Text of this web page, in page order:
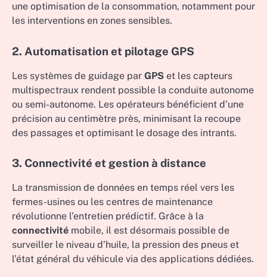
une optimisation de la consommation, notamment pour
les interventions en zones sensibles.
2. Automatisation et pilotage GPS
Les systèmes de guidage par GPS et les capteurs
multispectraux rendent possible la conduite autonome
ou semi-autonome. Les opérateurs bénéficient d’une
précision au centimètre près, minimisant la recoupe
des passages et optimisant le dosage des intrants.
3. Connectivité et gestion à distance
La transmission de données en temps réel vers les
fermes-usines ou les centres de maintenance
révolutionne l’entretien prédictif. Grâce à la
connectivité mobile, il est désormais possible de
surveiller le niveau d’huile, la pression des pneus et
l’état général du véhicule via des applications dédiées.